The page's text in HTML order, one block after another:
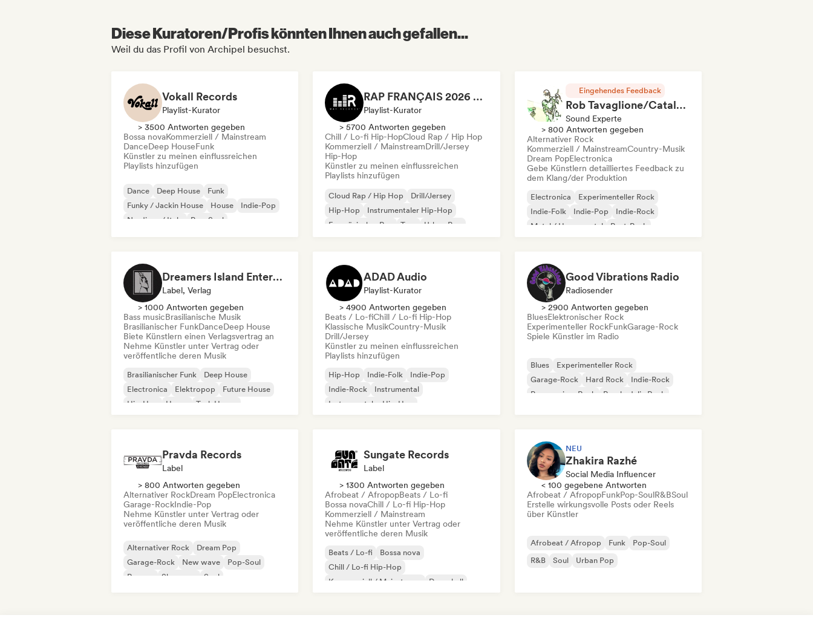
Diese Kuratoren/Profis könnten Ihnen auch gefallen...
Weil du das Profil von Archipel besuchst.
Vokall Records
Playlist-Kurator
> 3500 Antworten gegeben
Bossa novaKommerziell / Mainstream
DanceDeep HouseFunk
Künstler zu meinen einflussreichen
Playlists hinzufügen
Dance Deep House
Funk
Funky / Jackin House
House
Indie-Pop
Nu-disco / Italo
Pop-Soul
RAP FRANÇAIS 2026 🔥🇫🇷 (Way Records)
Playlist-Kurator
> 5700 Antworten gegeben
Chill / Lo-fi Hip-HopCloud Rap / Hip Hop
Kommerziell / MainstreamDrill/Jersey
Hip-Hop
Künstler zu meinen einflussreichen
Playlists hinzufügen
Cloud Rap / Hip Hop
Drill/Jersey
Hip-Hop
Instrumentaler Hip-Hop
Französischer Rap
Trap
Urban Pop
Eingehendes Feedback
Rob Tavaglione/Catalyst Recording
Sound Experte
> 800 Antworten gegeben
Alternativer Rock
Kommerziell / MainstreamCountry-Musik
Dream PopElectronica
Gebe Künstlern detailliertes Feedback zu
dem Klang/der Produktion
Electronica
Experimenteller Rock
Indie-Folk
Indie-Pop
Indie-Rock
Metal / Heavy metal
Post-Punk
Dreamers Island Entertainment
Label, Verlag
> 1000 Antworten gegeben
Bass musicBrasilianische Musik
Brasilianischer FunkDanceDeep House
Biete Künstlern einen Verlagsvertrag an
Nehme Künstler unter Vertrag oder
veröffentliche deren Musik
Brasilianischer Funk
Deep House
Electronica
Elektropop
Future House
Hip-Hop
House Tech House
ADAD Audio
Playlist-Kurator
> 4900 Antworten gegeben
Beats / Lo-fiChill / Lo-fi Hip-Hop
Klassische MusikCountry-Musik
Drill/Jersey
Künstler zu meinen einflussreichen
Playlists hinzufügen
Hip-Hop Indie-Folk
Indie-Pop
Indie-Rock
Instrumental
Instrumentaler Hip-Hop
Good Vibrations Radio
Radiosender
> 2900 Antworten gegeben
BluesElektronischer Rock
Experimenteller RockFunkGarage-Rock
Spiele Künstler im Radio
Blues
Experimenteller Rock
Garage-Rock
Hard Rock
Indie-Rock
Progressiver Rock
Psychedelic Rock
Pravda Records
Label
> 800 Antworten gegeben
Alternativer RockDream PopElectronica
Garage-RockIndie-Pop
Nehme Künstler unter Vertrag oder
veröffentliche deren Musik
Alternativer Rock
Dream Pop
Garage-Rock
New wave
Pop-Soul
Reggae
Shoegaze Soul
Sungate Records
Label
> 1300 Antworten gegeben
Afrobeat / AfropopBeats / Lo-fi
Bossa novaChill / Lo-fi Hip-Hop
Kommerziell / Mainstream
Nehme Künstler unter Vertrag oder
veröffentliche deren Musik
Beats / Lo-fi
Bossa nova
Chill / Lo-fi Hip-Hop
Kommerziell / Mainstream
Dancehall
NEU
Zhakira Razhé
Social Media Influencer
< 100 gegebene Antworten
Afrobeat / AfropopFunkPop-SoulR&BSoul
Erstelle wirkungsvolle Posts oder Reels
über Künstler
Afrobeat / Afropop Funk
Pop-Soul
R&B
Soul Urban Pop